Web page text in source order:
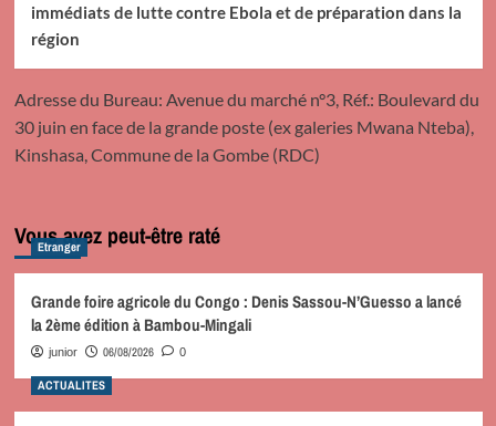
immédiats de lutte contre Ebola et de préparation dans la
région
Adresse du Bureau: Avenue du marché n°3, Réf.: Boulevard du
30 juin en face de la grande poste (ex galeries Mwana Nteba),
Kinshasa, Commune de la Gombe (RDC)
Vous avez peut-être raté
Etranger
Grande foire agricole du Congo : Denis Sassou-N’Guesso a lancé
la 2ème édition à Bambou-Mingali
junior 06/08/2026 0
ACTUALITES